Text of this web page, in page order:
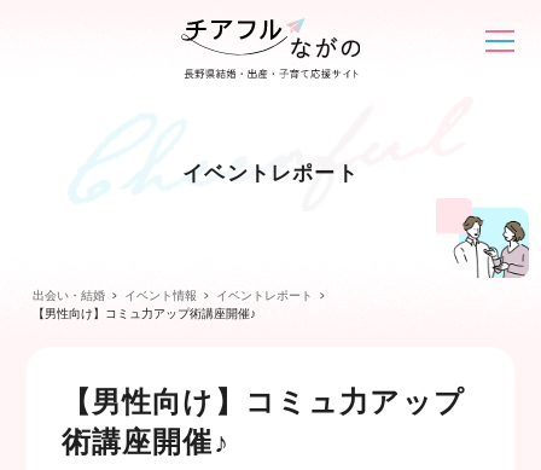
イベントレポート
出会い・結婚 イベント情報
イベントレポート
【男性向け】コミュ力アップ術講座開催♪
【男性向け】コミュ力アップ
術講座開催♪